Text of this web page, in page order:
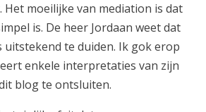
moeilijke van mediation is dat
is. De heer Jordaan weet dat
te duiden. Ik gok erop
enkele interpretaties van zijn
blog te ontsluiten.